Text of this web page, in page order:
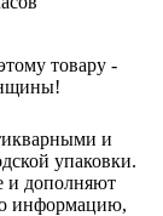
товару -
и
упаковки.
и дополняют
информацию,